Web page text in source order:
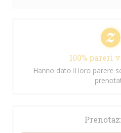
100% pareri
Hanno dato il loro parere